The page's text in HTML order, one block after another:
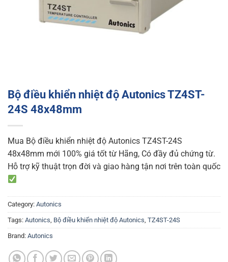
Bộ điều khiển nhiệt độ Autonics TZ4ST-
24S 48x48mm
Mua Bộ điều khiển nhiệt độ Autonics TZ4ST-24S
48x48mm mới 100% giá tốt từ Hãng, Có đầy đủ chứng từ.
Hỗ trợ kỹ thuật trọn đời và giao hàng tận nơi trên toàn quốc
Category: Autonics
Tags: Autonics Bộ điều khiển nhiệt độ Autonics TZ4ST-24S
Brand: Autonics